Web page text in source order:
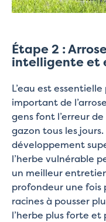
Étape 2 :
intelligente et
L’eau est
important de
gens font l’erreur
gazon tous les
développement
l’herbe vulnérable
un meilleur
profondeur une fois
racines à pousser
l’herbe plus forte et